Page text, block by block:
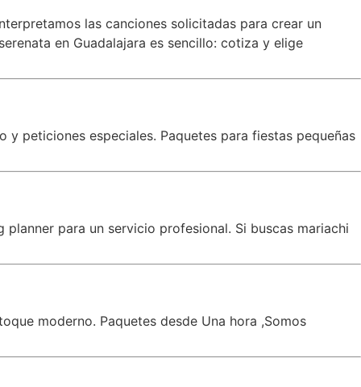
las canciones solicitadas para crear un
en Guadalajara es sencillo: cotiza y elige
peticiones especiales. Paquetes para fiestas pequeñas
para un servicio profesional. Si buscas mariachi
moderno. Paquetes desde Una hora ,Somos